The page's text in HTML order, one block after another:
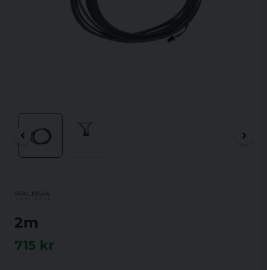
2m
715 kr